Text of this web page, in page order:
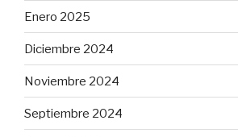
Enero 2025
Diciembre 2024
Noviembre 2024
Septiembre 2024